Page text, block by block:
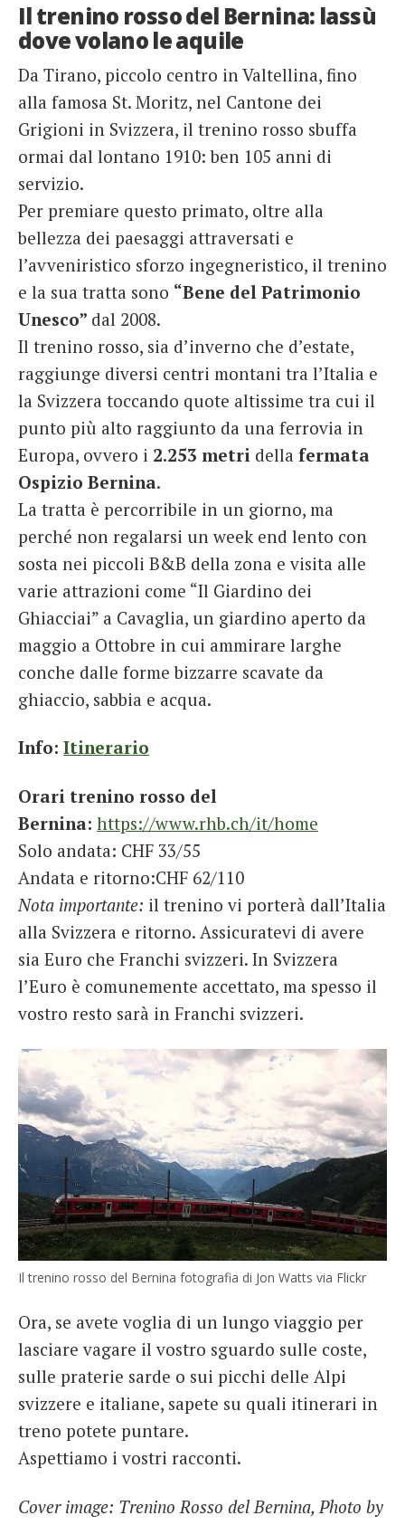
Il trenino rosso del Bernina: lassù
dove volano le aquile
Da Tirano, piccolo centro in Valtellina, fino
alla famosa St. Moritz, nel Cantone dei
Grigioni in Svizzera, il trenino rosso sbuffa
ormai dal lontano 1910: ben 105 anni di
servizio.
Per premiare questo primato, oltre alla
bellezza dei paesaggi attraversati e
l’avveniristico sforzo ingegneristico, il trenino
e la sua tratta sono “Bene del Patrimonio
Unesco” dal 2008.
Il trenino rosso, sia d’inverno che d’estate,
raggiunge diversi centri montani tra l’Italia e
la Svizzera toccando quote altissime tra cui il
punto più alto raggiunto da una ferrovia in
Europa, ovvero i 2.253 metri della fermata
Ospizio Bernina.
La tratta è percorribile in un giorno, ma
perché non regalarsi un week end lento con
sosta nei piccoli B&B della zona e visita alle
varie attrazioni come “Il Giardino dei
Ghiacciai” a Cavaglia, un giardino aperto da
maggio a Ottobre in cui ammirare larghe
conche dalle forme bizzarre scavate da
ghiaccio, sabbia e acqua.
Info: Itinerario
Orari trenino rosso del
Bernina: https://www.rhb.ch/it/home
Solo andata: CHF 33/55
Andata e ritorno:CHF 62/110
Nota importante: il trenino vi porterà dall’Italia
alla Svizzera e ritorno. Assicuratevi di avere
sia Euro che Franchi svizzeri. In Svizzera
l’Euro è comunemente accettato, ma spesso il
vostro resto sarà in Franchi svizzeri.
Il trenino rosso del Bernina fotografia di Jon Watts via Flickr
Ora, se avete voglia di un lungo viaggio per
lasciare vagare il vostro sguardo sulle coste,
sulle praterie sarde o sui picchi delle Alpi
svizzere e italiane, sapete su quali itinerari in
treno potete puntare.
Aspettiamo i vostri racconti.
Cover image: Trenino Rosso del Bernina, Photo by